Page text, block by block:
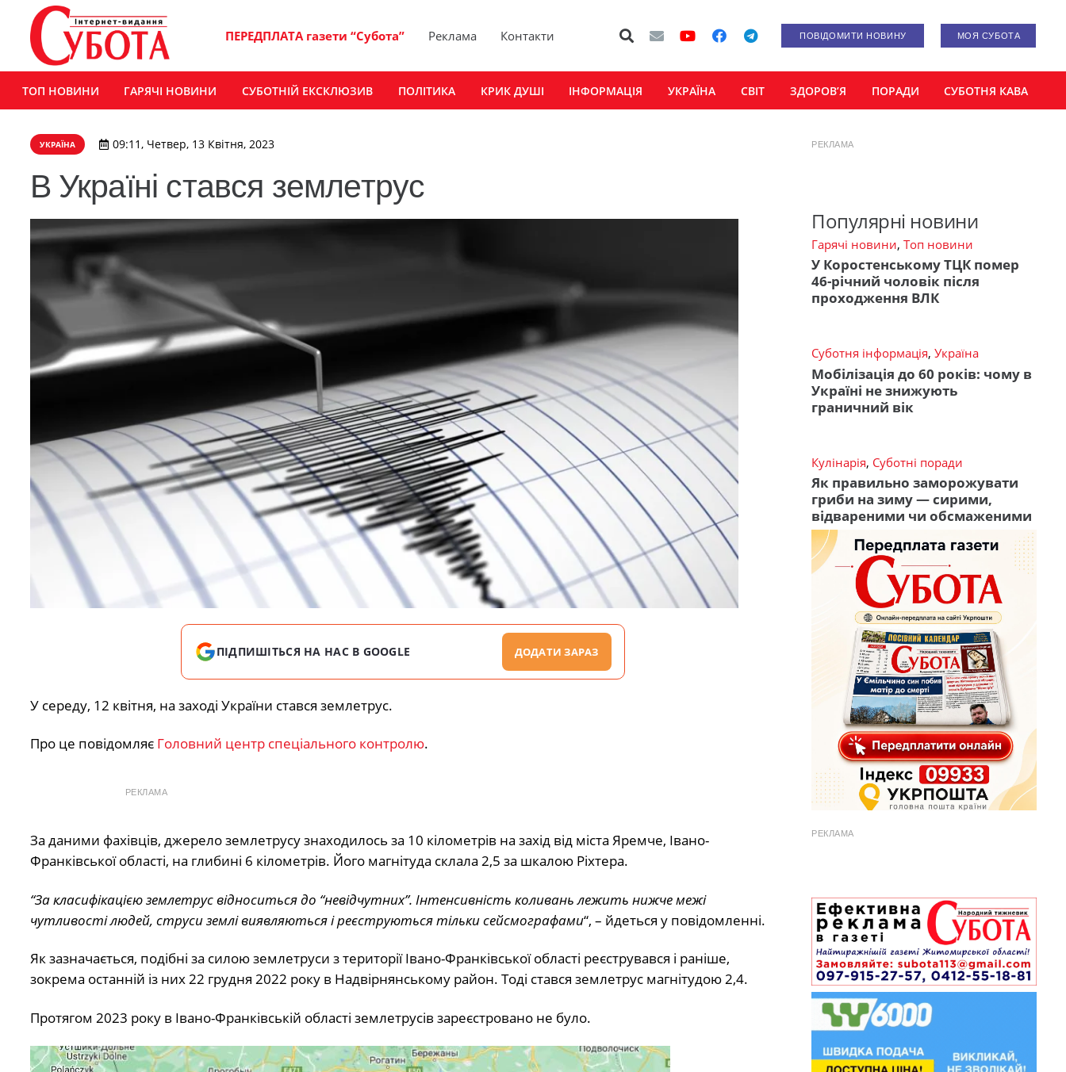
ПЕРЕДПЛАТА газети “Субота” Реклама Контакти ПОВІДОМИТИ НОВИНУ МОЯ СУБОТА
ТОП НОВИНИ ГАРЯЧІ НОВИНИ СУБОТНІЙ ЕКСКЛЮЗИВ ПОЛІТИКА КРИК ДУШІ ІНФОРМАЦІЯ УКРАЇНА СВІТ ЗДОРОВ’Я ПОРАДИ СУБОТНЯ КАВА
УКРАЇНА 09:11, Четвер, 13 Квітня, 2023
В Україні стався землетрус
ПІДПИШІТЬСЯ НА НАС В GOOGLE ДОДАТИ ЗАРАЗ
У середу, 12 квітня, на заході України стався землетрус.
Про це повідомляє Головний центр спеціального контролю.
РЕКЛАМА
За даними фахівців, джерело землетрусу знаходилось за 10 кілометрів на захід від міста Яремче, Івано-
Франківської області, на глибині 6 кілометрів. Його магнітуда склала 2,5 за шкалою Ріхтера.
“За класифікацією землетрус відноситься до “невідчутних”. Інтенсивність коливань лежить нижче межі
чутливості людей, струси землі виявляються і реєструються тільки сейсмографами“, – йдеться у повідомленні.
Як зазначається, подібні за силою землетруси з території Івано-Франківської області реєструвався і раніше,
зокрема останній із них 22 грудня 2022 року в Надвірнянському район. Тоді стався землетрус магнітудою 2,4.
Протягом 2023 року в Івано-Франківській області землетрусів зареєстровано не було.
РЕКЛАМА
Популярні новини
Гарячі новини, Топ новини
У Коростенському ТЦК помер
46-річний чоловік після
проходження ВЛК
Суботня інформація, Україна
Мобілізація до 60 років: чому в
Україні не знижують
граничний вік
Кулінарія, Суботні поради
Як правильно заморожувати
гриби на зиму — сирими,
відвареними чи обсмаженими
РЕКЛАМА